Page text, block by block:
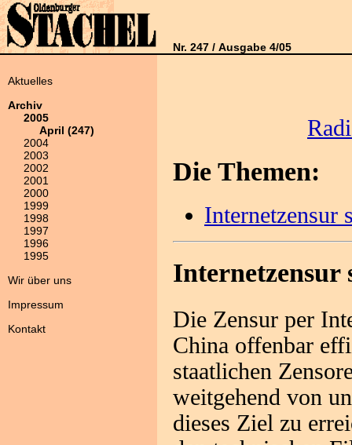
Nr. 247 / Ausgabe 4/05
Aktuelles
Archiv
2005
April (247)
2004
2003
2002
2001
2000
1999
1998
1997
1996
1995
Wir über uns
Impressum
Kontakt
Die Themen:
Internetzensur
Internetzensur
Die Zensur per
China offenbar
staatlichen
weitgehend von
dieses Ziel zu